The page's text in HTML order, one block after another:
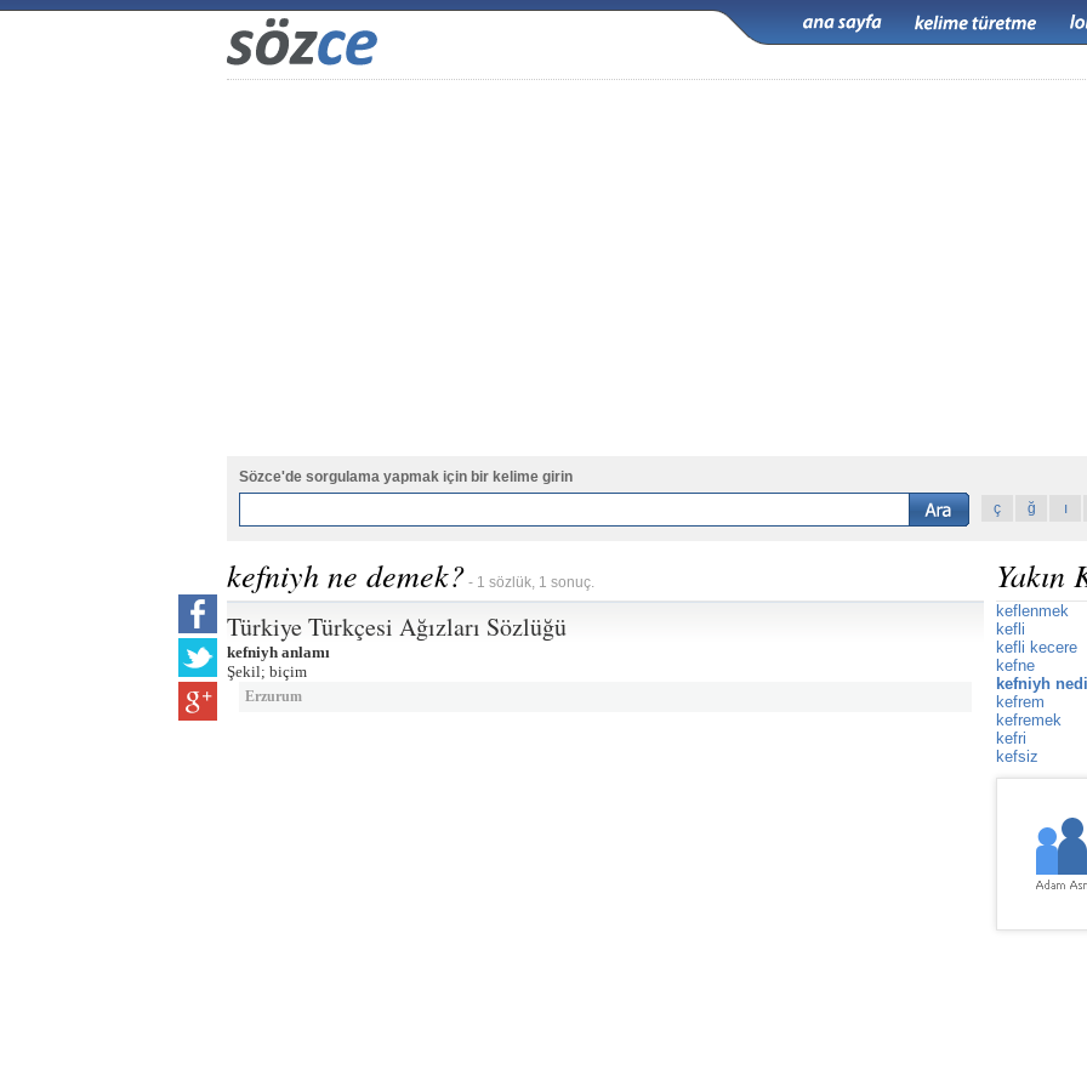
Sözce'de sorgulama yapmak için bir kelime girin
ç
ğ ı
kefniyh ne demek? - 1 sözlük, 1 sonuç.
Türkiye Türkçesi Ağızları Sözlüğü
kefniyh anlamı
Şekil; biçim
Erzurum
Yakın
keflenmek
kefli
kefli kecere
kefne
kefniyh
kefrem
kefremek
kefri
kefsiz